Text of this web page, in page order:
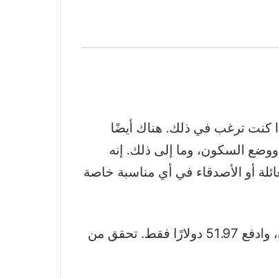
كنت ترغب في ذلك. هناك أيضًا
السكون، وما إلى ذلك. إنه
أو الأصدقاء في أي مناسبة خاصة
وفر 30% على هذا الإطار مقاس 10.1 بوصة، واحصل على خصم إضافي بنسبة 25% باستخدام قسيمة أمازون، وادفع 51.97 دولارًا فقط. تحقق من